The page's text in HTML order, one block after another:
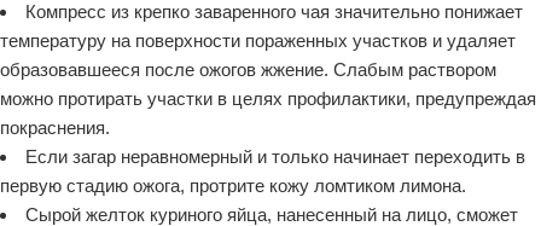
Компресс из крепко заваренного чая значительно понижает
температуру на поверхности пораженных участков и удаляет
образовавшееся после ожогов жжение. Слабым раствором
можно протирать участки в целях профилактики, предупреждая
покраснения.
Если загар неравномерный и только начинает переходить в
первую стадию ожога, протрите кожу ломтиком лимона.
Сырой желток куриного яйца, нанесенный на лицо, сможет